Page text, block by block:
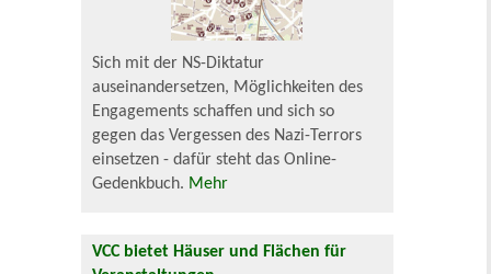
Sich mit der NS-Diktatur
auseinandersetzen, Möglichkeiten des
Engagements schaffen und sich so
gegen das Vergessen des Nazi-Terrors
einsetzen - dafür steht das Online-
Gedenkbuch. Mehr
VCC bietet Häuser und Flächen für